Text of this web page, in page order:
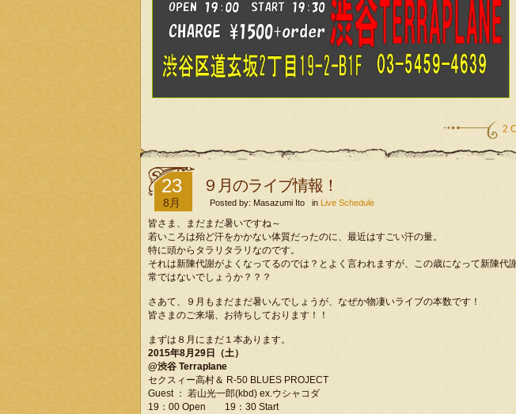
2
23
8月
９月のライブ情報！
Posted by: Masazumi Ito in Live Schedule
皆さま、まだまだ暑いですね～
若いころは殆ど汗をかかない体質だったのに、最近はすごい汗の量。
特に頭からタラリタラリなのです。
それは新陳代謝がよくなってるのでは？とよく言われますが、この歳になって新陳代
常ではないでしょうか？？？
さあて、９月もまだまだ暑いんでしょうが、なぜか物凄いライブの本数です！
皆さまのご来場、お待ちしております！！
まずは８月にまだ１本あります。
2015年8月29日（土）
@渋谷 Terraplane
セクスィー高村＆ R-50 BLUES PROJECT
Guest ： 若山光一郎(kbd) ex.ウシャコダ
19：00 Open 19：30 Start